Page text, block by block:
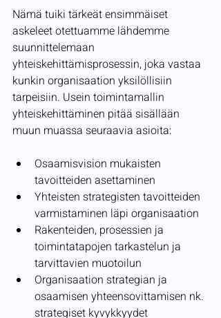
Nämä tuiki tärkeät ensimmäiset
askeleet otettuamme lähdemme
suunnittelemaan
yhteiskehittämisprosessin, joka vastaa
kunkin organisaation yksilöllisiin
tarpeisiin. Usein toimintamallin
yhteiskehittäminen pitää sisällään
muun muassa seuraavia asioita:
Osaamisvision mukaisten
tavoitteiden asettaminen
Yhteisten strategisten tavoitteiden
varmistaminen läpi organisaation
Rakenteiden, prosessien ja
toimintatapojen tarkastelun ja
tarvittavien muotoilun
Organisaation strategian ja
osaamisen yhteensovittamisen nk.
strategiset kyvykkyydet